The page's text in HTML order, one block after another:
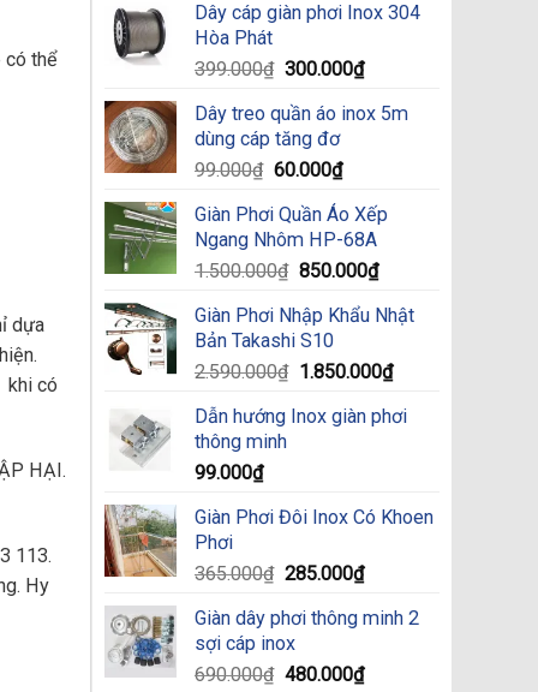
có thể
dựa
khi có
HẠI.
113.
Hy
Dây cáp giàn phơi Inox 304
Hòa Phát
399.000₫ Original
was:
399.000₫.
300.000₫Current
is:
Dây treo quần áo inox 5m
dùng cáp tăng đơ
99.000₫ Original
was:
99.000₫.
60.000₫Current
is:
60.000₫.
Giàn Phơi Quần Áo Xếp
Ngang Nhôm HP-68A
1.500.000₫ Original
was:
1.500.000₫.
850.000₫Current
is:
Giàn Phơi Nhập Khẩu Nhật
Bản Takashi S10
2.590.000₫ Original
was:
1.850.000₫Current
is:
Dẫn hướng Inox giàn phơi
thông minh
99.000₫
Giàn Phơi Đôi Inox Có Khoen
Phơi
365.000₫ Original
was:
365.000₫.
285.000₫Current
is:
Giàn dây phơi thông minh 2
sợi cáp inox
690.000₫ Original
480.000₫Current